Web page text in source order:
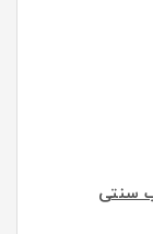
سنتی